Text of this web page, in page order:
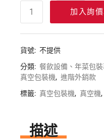
加入詢
貨號: 不提供
分類: 餐飲設備、年菜包
真空包裝機, 進階外銷款
標籤: 真空包裝機, 真空機,
描述